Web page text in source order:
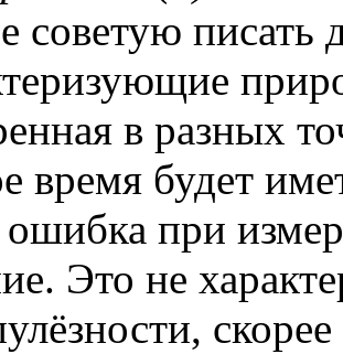
советую писать
в разных
время будет
при
Это не